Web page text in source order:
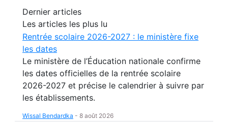
Dernier articles
Les articles les plus lu
Rentrée scolaire 2026-2027 : le ministère fixe
les dates
Le ministère de l’Éducation nationale confirme
les dates officielles de la rentrée scolaire
2026-2027 et précise le calendrier à suivre par
les établissements.
Wissal Bendardka - 8 août 2026